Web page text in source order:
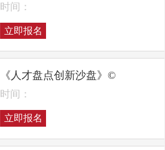
时间：
立即报名
《人才盘点创新沙盘》©
时间：
立即报名